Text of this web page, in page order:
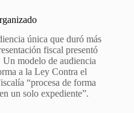
única que duró más
fiscal presentó
modelo de audiencia
a la Ley Contra el
“procesa de forma
un solo expediente”.